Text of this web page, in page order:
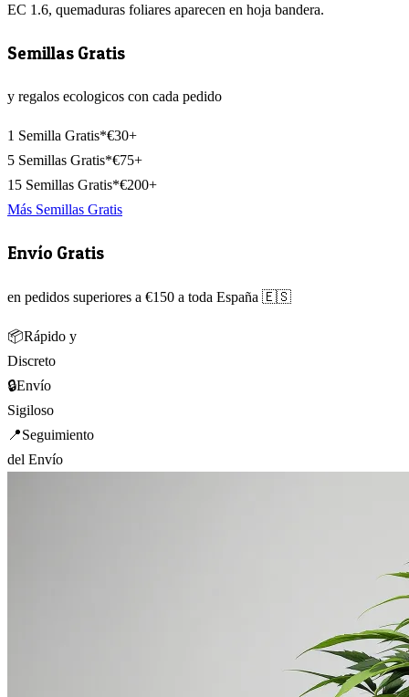
EC 1.6, quemaduras foliares aparecen en hoja bandera.
Semillas Gratis
y regalos ecologicos con cada pedido
1 Semilla Gratis*€30+
5 Semillas Gratis*€75+
15 Semillas Gratis*€200+
Más Semillas Gratis
Envío Gratis
en pedidos superiores a €150 a toda España 🇪🇸
📦Rápido y
Discreto
🔒Envío
Sigiloso
📍Seguimiento
del Envío